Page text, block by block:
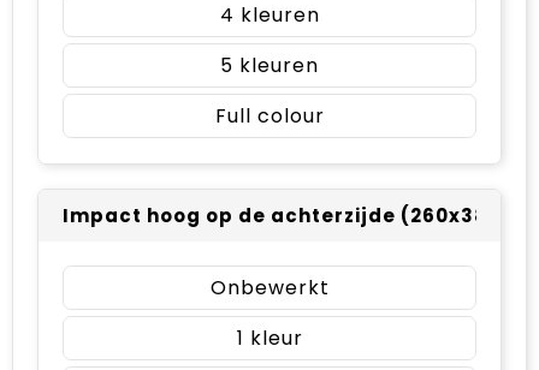
4
5
Full colour
Impact hoog op de achterzijde
Onbewerkt
1